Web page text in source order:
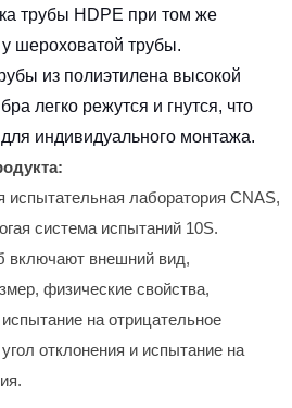
трубы HDPE при том же
шероховатой трубы.
из полиэтилена высокой
легко режутся и гнутся, что
индивидуального монтажа.
испытательная лаборатория CNAS,
система испытаний 10S.
включают внешний вид,
физические свойства,
на отрицательное
отклонения и испытание на